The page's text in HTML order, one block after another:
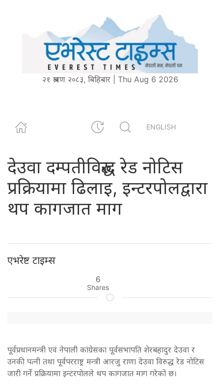
२१ श्रावण २०८३, बिहिबार | Thu Aug 6 2026
ENGLISH
देउवा दम्पतीविरुद्ध रेड नोटिस
प्रक्रियामा ढिलाइ, इन्टरपोलद्वारा
थप कागजात माग
एभरेष्ट टाइम्स
6
Shares
पूर्वप्रधानमन्त्री एवं नेपाली कांग्रेसका पूर्वसभापति शेरबहादुर देउवा र
उनकी पत्नी तथा पूर्वपरराष्ट्र मन्त्री आरजु राणा देउवा विरुद्ध रेड नोटिस
जारी गर्ने प्रक्रियामा इन्टरपोलले थप कागजात माग गरेको छ।